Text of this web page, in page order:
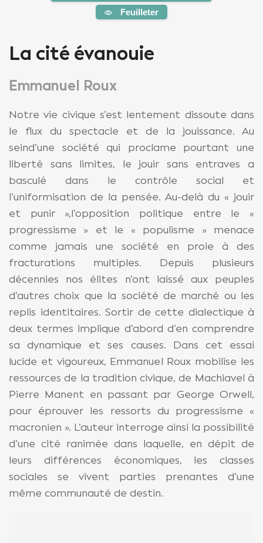
Feuilleter
La cité évanouie
Emmanuel Roux
Notre vie civique s’est lentement dissoute dans
le flux du spectacle et de la jouissance. Au
seind’une société qui proclame pourtant une
liberté sans limites, le jouir sans entraves a
basculé dans le contrôle social et
l’uniformisation de la pensée. Au-delà du « jouir
et punir »,l’opposition politique entre le «
progressisme » et le « populisme » menace
comme jamais une société en proie à des
fracturations multiples. Depuis plusieurs
décennies nos élites n’ont laissé aux peuples
d’autres choix que la société de marché ou les
replis identitaires. Sortir de cette dialectique à
deux termes implique d’abord d’en comprendre
sa dynamique et ses causes. Dans cet essai
lucide et vigoureux, Emmanuel Roux mobilise les
ressources de la tradition civique, de Machiavel à
Pierre Manent en passant par George Orwell,
pour éprouver les ressorts du progressisme «
macronien ». L’auteur interroge ainsi la possibilité
d’une cité ranimée dans laquelle, en dépit de
leurs différences économiques, les classes
sociales se vivent parties prenantes d’une
même communauté de destin.